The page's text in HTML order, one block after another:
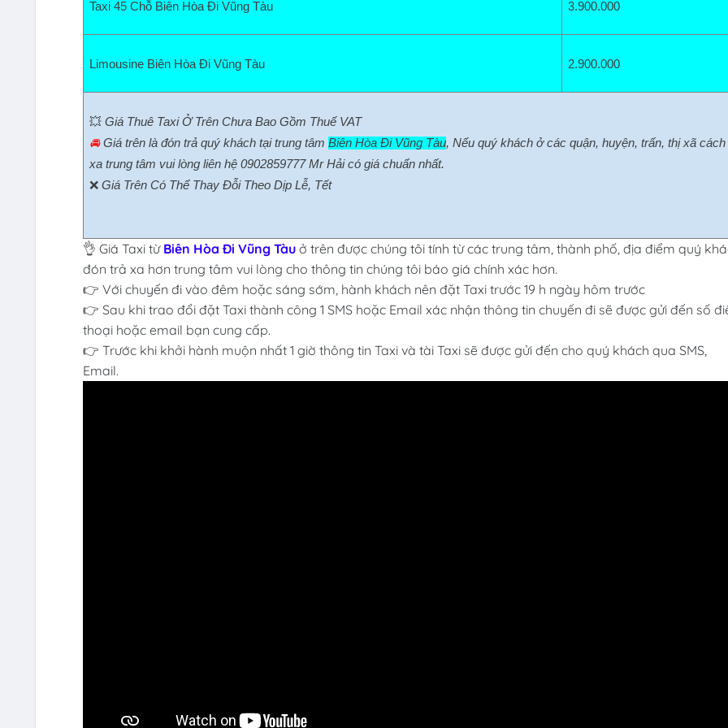
Taxi 45 Chỗ Biên Hòa Đi Vũng Tàu 3.900.000
Limousine Biên Hòa Đi Vũng Tàu 2.900.000
💥 Giá Thuê Taxi Ở Trên Chưa Bao Gồm Thuế VAT
🚘Giá trên là đón trả quý khách tại trung tâm Biên Hòa Đi Vũng Tàu, Nếu quý khách ở các quận, huyện, trấn, thị xã cách
xa trung tâm vui lòng liên hệ 0902859777 Mr Hải có giá chuẩn nhất.
❌ Giá Trên Có Thể Thay Đỗi Theo Dịp Lễ, Tết
👌 Giá Taxi từ Biên Hòa Đi Vũng Tàu ở trên được chúng tôi tính từ các trung tâm, thành phố, địa điểm quý
đón trả xa hơn trung tâm vui lòng cho thông tin chúng tôi báo giá chính xác hơn.
👉 Với chuyến đi vào đêm hoặc sáng sớm, hành khách nên đặt Taxi trước 19 h ngày hôm trước
👉 Sau khi trao đổi đặt Taxi thành công 1 SMS hoặc Email xác nhận thông tin chuyến đi sẽ được gửi đến số
thoại hoặc email bạn cung cấp.
👉 Trước khi khởi hành muộn nhất 1 giờ thông tin Taxi và tài Taxi sẽ được gửi đến cho quý khách qua SMS,
Email.